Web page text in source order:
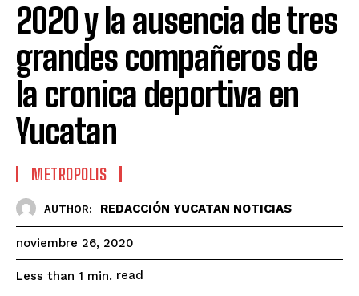
2020 y la ausencia de tres
grandes compañeros de
la cronica deportiva en
Yucatan
METROPOLIS
AUTHOR: REDACCIÓN YUCATAN NOTICIAS
noviembre 26, 2020
Less than 1 min. read